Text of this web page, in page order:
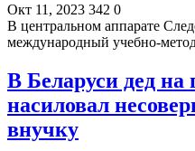
Окт 11, 2023 342 0
В центральном аппарате
международный учебно-
В Беларуси дед на
насиловал
внучку